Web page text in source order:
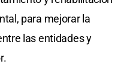
para mejorar la
las entidades y